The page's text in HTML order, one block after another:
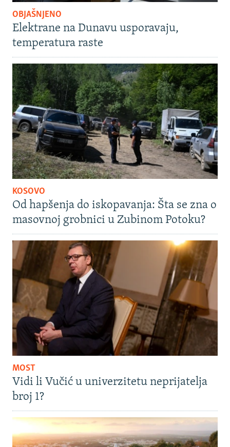
OBJAŠNJENO
Elektrane na Dunavu usporavaju,
temperatura raste
KOSOVO
Od hapšenja do iskopavanja: Šta se zna o
masovnoj grobnici u Zubinom Potoku?
MOST
Vidi li Vučić u univerzitetu neprijatelja
broj 1?